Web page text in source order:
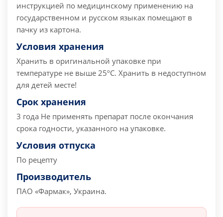
инструкцией по медицинскому применению на
государственном и русском языках помещают в
пачку из картона.
Условия хранения
Хранить в оригинальной упаковке при
температуре не выше 25ºС. Хранить в недоступном
для детей месте!
Срок хранения
3 года Не применять препарат после окончания
срока годности, указанного на упаковке.
Условия отпуска
По рецепту
Производитель
ПАО «Фармак», Украина.